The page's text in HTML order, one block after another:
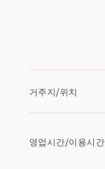
거주지/위치
영업시간/이용시간